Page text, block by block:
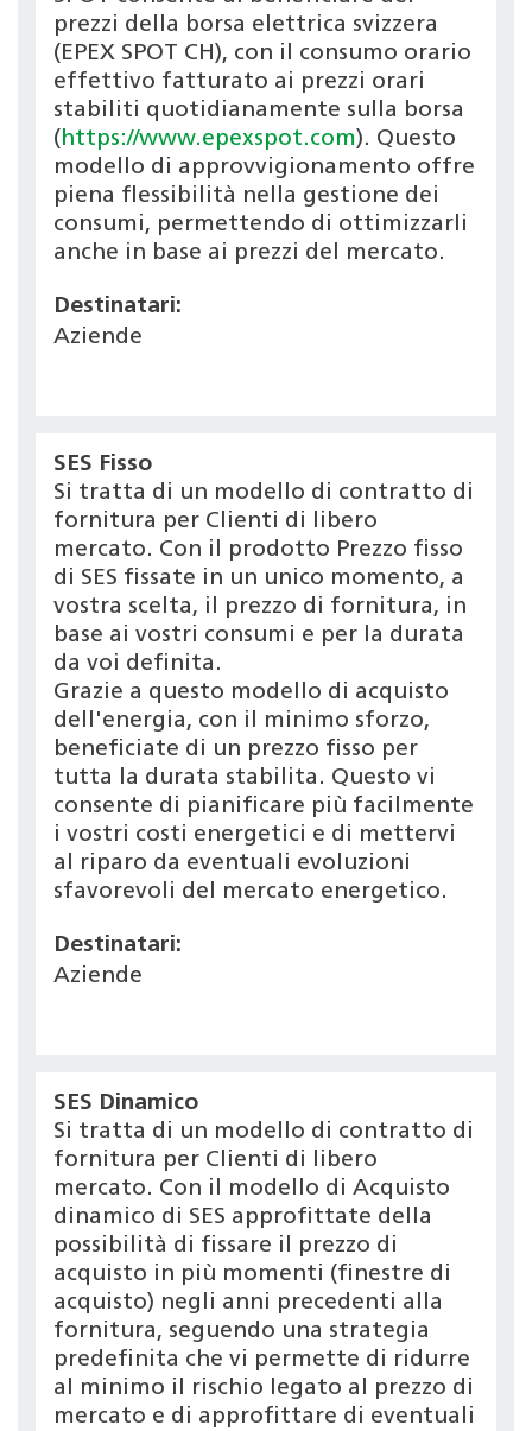
prezzi della borsa elettrica svizzera
(EPEX SPOT CH), con il consumo orario
effettivo fatturato ai prezzi orari
stabiliti quotidianamente sulla borsa
( https://www.epexspot.com). Questo
modello di approvvigionamento offre
piena flessibilità nella gestione dei
consumi, permettendo di ottimizzarli
anche in base ai prezzi del mercato.
Destinatari:
Aziende
SES Fisso
Si tratta di un modello di contratto di
fornitura per Clienti di libero
mercato. Con il prodotto Prezzo fisso
di SES fissate in un unico momento, a
vostra scelta, il prezzo di fornitura, in
base ai vostri consumi e per la durata
da voi definita.
Grazie a questo modello di acquisto
dell'energia, con il minimo sforzo,
beneficiate di un prezzo fisso per
tutta la durata stabilita. Questo vi
consente di pianificare più facilmente
i vostri costi energetici e di mettervi
al riparo da eventuali evoluzioni
sfavorevoli del mercato energetico.
Destinatari:
Aziende
SES Dinamico
Si tratta di un modello di contratto di
fornitura per Clienti di libero
mercato. Con il modello di Acquisto
dinamico di SES approfittate della
possibilità di fissare il prezzo di
acquisto in più momenti (finestre di
acquisto) negli anni precedenti alla
fornitura, seguendo una strategia
predefinita che vi permette di ridurre
al minimo il rischio legato al prezzo di
mercato e di approfittare di eventuali